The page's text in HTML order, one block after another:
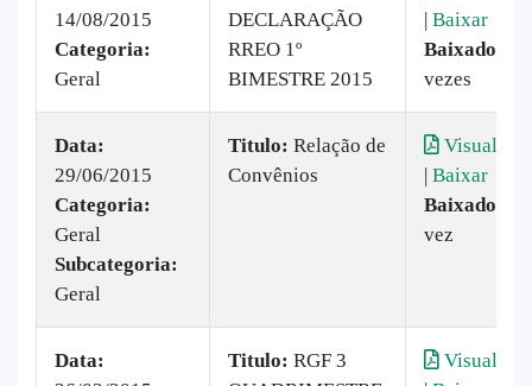
14/08/2015
Categoria:
Geral
DECLARAÇÃO
RREO 1º
BIMESTRE 2015
| Baixar
Baixado:
vezes
Data:
29/06/2015
Categoria:
Geral
Subcategoria:
Geral
Titulo: Relação de
Convênios
Visualizar
| Baixar
Baixado:
vez
Data:
Titulo: RGF 3
Visualizar